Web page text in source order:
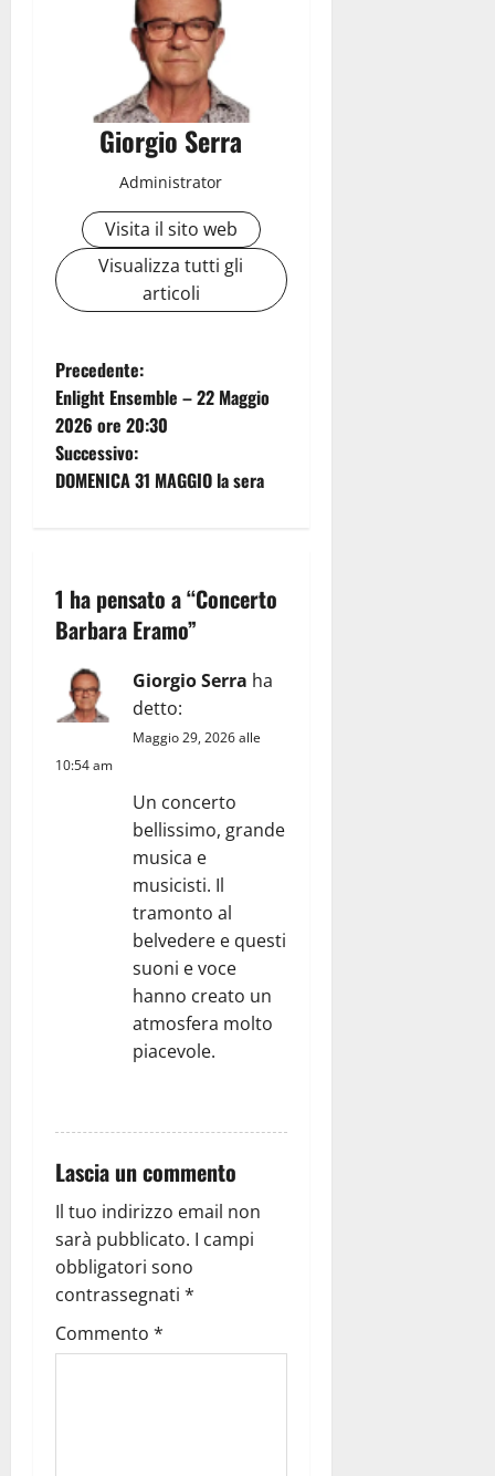
Giorgio Serra
Administrator
Visita il sito web
Visualizza tutti gli
articoli
N
a
v
a
z
i
o
o
l
o
Precedente:
Enlight Ensemble – 22 Maggio
2026 ore 20:30
Successivo:
DOMENICA 31 MAGGIO la sera
1 ha pensato a “Concerto
Barbara Eramo”
Giorgio Serra ha
detto:
Maggio 29, 2026 alle
10:54 am
Un concerto
bellissimo, grande
musica e
musicisti. Il
tramonto al
belvedere e questi
suoni e voce
hanno creato un
atmosfera molto
piacevole.
Lascia un commento
Il tuo indirizzo email non
sarà pubblicato. I campi
obbligatori sono
contrassegnati *
Commento *